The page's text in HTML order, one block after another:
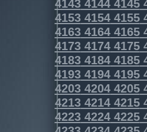
414341444145
415341544155
416341644165
417341744175
418341844185
419341944195
420342044205
421342144215
422342244225